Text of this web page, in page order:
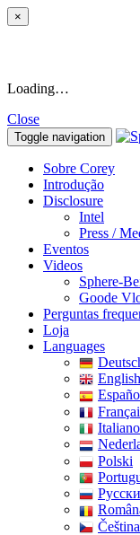
×
Loading…
Close
Toggle navigation
Sobre Corey
Introdução
Disclosure
Intel
Press /
Eventos
Videos
Sphere-
Goode
Perguntas
Loja
Languages
English
Italiano
Polski
Čeština